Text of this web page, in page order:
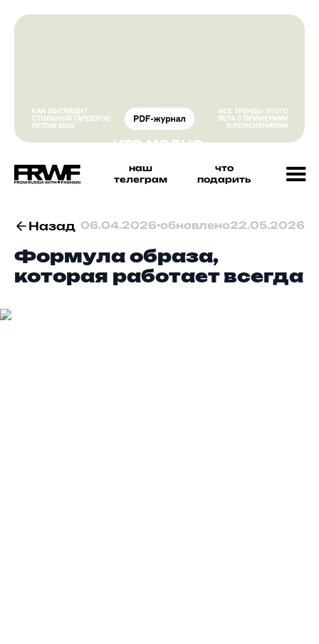
наш
телеграм
что
подарить
Назад 06.04.2026•обновлено22.05.2026
Формула образа,
которая работает всегда